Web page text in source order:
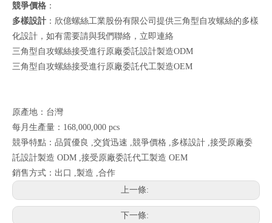
競爭價格 ：
多樣設計 ：欣億螺絲工業股份有限公司提供三角型自攻螺絲的多樣
化設計，如有需要請與我們聯絡， 立即連絡
三角型自攻螺絲接受進行原廠委託設計製造ODM
三角型自攻螺絲接受進行原廠委託代工製造OEM
原產地：台灣
每月生產量：168,000,000 pcs
競爭特點：品質優良 ,交貨迅速 ,競爭價格 ,多樣設計 ,接受原廠委
託設計製造 ODM ,接受原廠委託代工製造 OEM
銷售方式：出口 ,製造 ,合作
上一條:
下一條: